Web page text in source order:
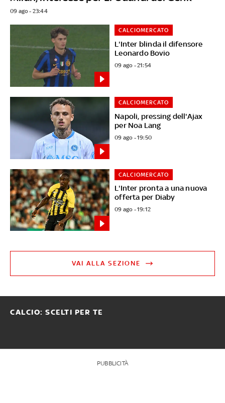
09 ago - 23:44
L'Inter blinda il difensore
Leonardo Bovio
CALCIOMERCATO
09 ago - 21:54
Napoli, pressing dell'Ajax
per Noa Lang
CALCIOMERCATO
09 ago - 19:50
L'Inter pronta a una nuova
offerta per Diaby
CALCIOMERCATO
09 ago - 19:12
VAI ALLA SEZIONE
CALCIO: SCELTI PER TE
PUBBLICITÀ